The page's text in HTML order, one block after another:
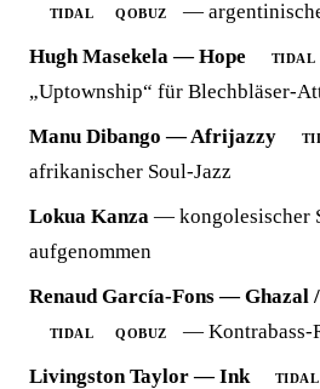
TIDAL QOBUZ
—
Hugh Masekela — Hope
TIDAL
„Uptownship“ für Blechbläser-
Manu Dibango — Afrijazzy
afrikanischer Soul-Jazz
Lokua Kanza — kongolesischer
aufgenommen
Renaud García-Fons — Ghazal
TIDAL QOBUZ
— Kontrabass-
Livingston Taylor — Ink
TIDAL